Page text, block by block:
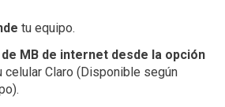
tu equipo.
MB de internet desde la opción
celular Claro (Disponible según